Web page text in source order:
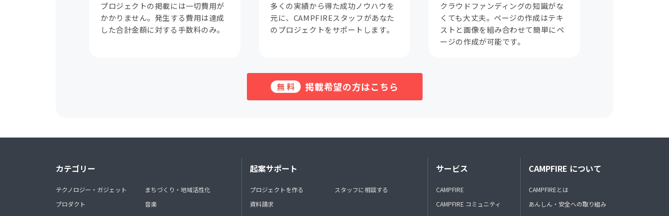
プロジェクトの掲載には一切費用が
かかりません。発生する費用は達成
した合計金額に対する手数料のみ。
多くの実績から得た成功ノウハウを
元に、CAMPFIREスタッフがあなた
のプロジェクトをサポートします。
クラウドファンディングの知識がな
くても大丈夫。ページの作成はテキ
ストと画像を組み合わせて簡単にペ
ージの作成が可能です。
無料 掲載希望の方はこちら
カテゴリー
テクノロジー・ガジェット
プロダクト
まちづくり・地域活性化
音楽
起案サポート
プロジェクトを作る
資料請求
スタッフに相談する
サービス
CAMPFIRE
CAMPFIRE コミュニティ
CAMPFIRE について
CAMPFIREとは
あんしん・安全への取り組み